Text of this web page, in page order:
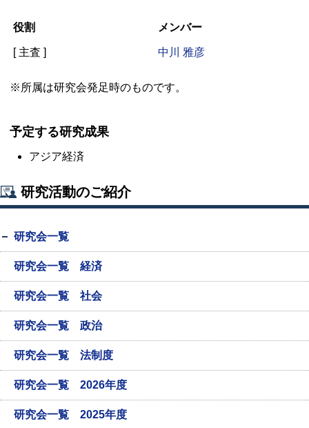
役割 メンバー
[ 主査 ] 中川 雅彦
※所属は研究会発足時のものです。
予定する研究成果
アジア経済
研究活動のご紹介
研究会一覧
研究会一覧 経済
研究会一覧 社会
研究会一覧 政治
研究会一覧 法制度
研究会一覧 2026年度
研究会一覧 2025年度